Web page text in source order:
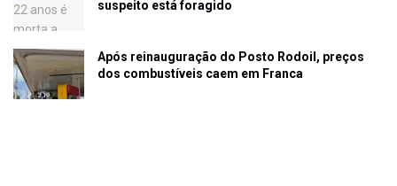
suspeito está foragido
Após reinauguração do Posto Rodoil, preços
dos combustíveis caem em Franca